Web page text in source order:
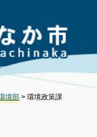
境部 > 環境政策課